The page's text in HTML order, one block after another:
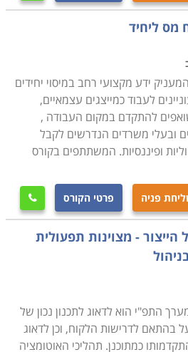
מס ליחיד
ידע מקצועי רחב במיסוי יחידים
לעבוד כמייצגים עצמאיים,
להתקדם במקום העבודה ,
ובעלי משרדים הנדרשים לקבל
ופיננסיות. המשתתפים בקורס
פניה פרטי הקורס 
הייצור - מצוינות תפעולית
התפ"י הוא לדאוג לתכנון נכון של
בהתאם לדרישות הלקוח, וכן לדאוג
כמתוכנן. תהליכי האוטומציה